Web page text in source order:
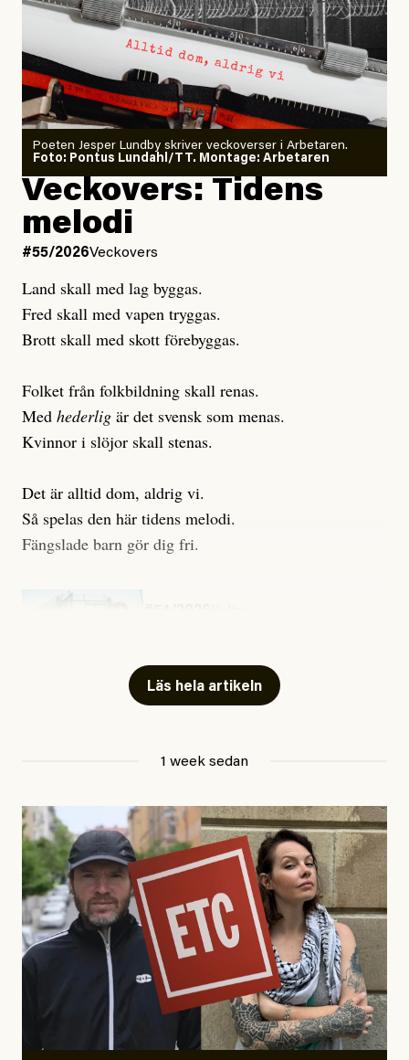
Arbetsmiljöverket:
Dödsolyckorna har slutat
minska
Joel Kellgren
Publicerad3 August, 2026
Uppdaterad3 August, 2026
Poeten Jesper Lundby skriver veckoverser i Arbetaren.
Foto: Pontus Lundahl/TT. Montage: Arbetaren
Veckovers: Tidens
melodi
#55/2026Veckovers
Land skall med lag byggas.
Fred skall med vapen tryggas.
Brott skall med skott förebyggas.
Folket från folkbildning skall renas.
Med hederlig är det svensk som menas.
Kvinnor i slöjor skall stenas.
Det är alltid dom, aldrig vi.
Så spelas den här tidens melodi.
Fängslade barn gör dig fri.
Läs hela artikeln
1 week sedan